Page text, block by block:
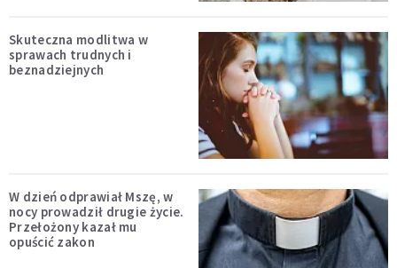
Skuteczna modlitwa w
sprawach trudnych i
beznadziejnych
W dzień odprawiał Mszę, w
nocy prowadził drugie życie.
Przełożony kazał mu
opuścić zakon